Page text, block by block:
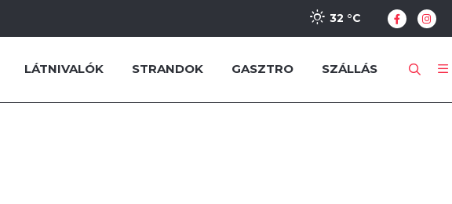
32 °C
LÁTNIVALÓK STRANDOK GASZTRO SZÁLLÁS